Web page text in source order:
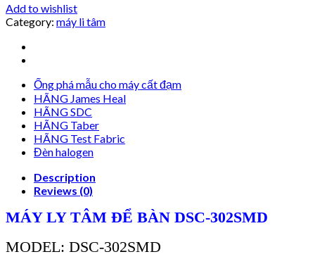
Add to wishlist
Category: máy li tâm
Ống phá mẫu cho máy cất đạm
HÃNG James Heal
HÃNG SDC
HÃNG Taber
HÃNG Test Fabric
Đèn halogen
Description
Reviews (0)
MÁY LY TÂM ĐỂ BÀN DSC-302SMD
MODEL: DSC-302SMD